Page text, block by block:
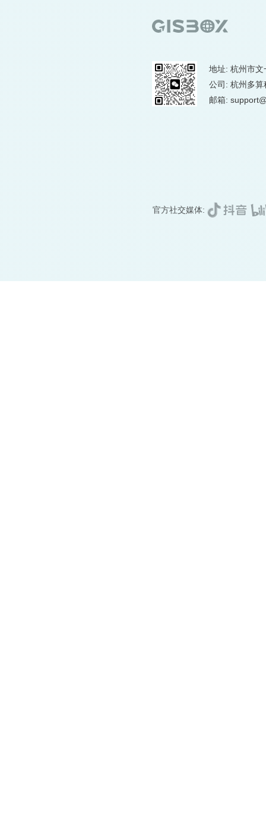
地址: 杭州市
公司: 杭州多
邮箱:
官方社交媒体: